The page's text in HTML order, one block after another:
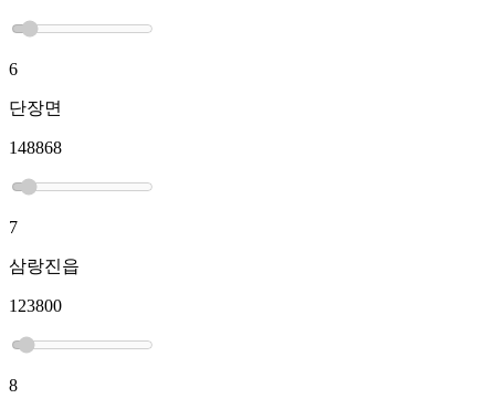
6
단장면
148868
7
삼랑진읍
123800
8